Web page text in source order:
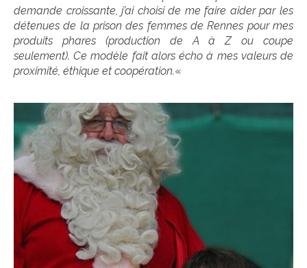
demande croissante, j’ai choisi de me faire aider par les
détenues de la prison des femmes de Rennes pour mes
produits phares (production de A à Z ou coupe
seulement). Ce modèle fait alors écho à mes valeurs de
proximité, éthique et coopération.«